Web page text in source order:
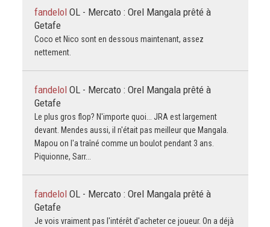
fandelol OL - Mercato : Orel Mangala prêté à
Getafe
Coco et Nico sont en dessous maintenant, assez
nettement.
fandelol OL - Mercato : Orel Mangala prêté à
Getafe
Le plus gros flop? N'importe quoi... JRA est largement
devant. Mendes aussi, il n'était pas meilleur que Mangala.
Mapou on l'a traîné comme un boulot pendant 3 ans.
Piquionne, Sarr...
fandelol OL - Mercato : Orel Mangala prêté à
Getafe
Je vois vraiment pas l'intérêt d'acheter ce joueur. On a déjà